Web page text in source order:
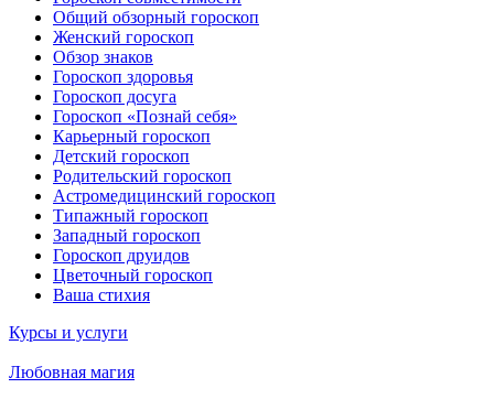
Общий обзорный гороскоп
Женский гороскоп
Обзор знаков
Гороскоп здоровья
Гороскоп досуга
Гороскоп «Познай себя»
Карьерный гороскоп
Детский гороскоп
Родительский гороскоп
Астромедицинский гороскоп
Типажный гороскоп
Западный гороскоп
Гороскоп друидов
Цветочный гороскоп
Ваша стихия
Курсы и услуги
Любовная магия